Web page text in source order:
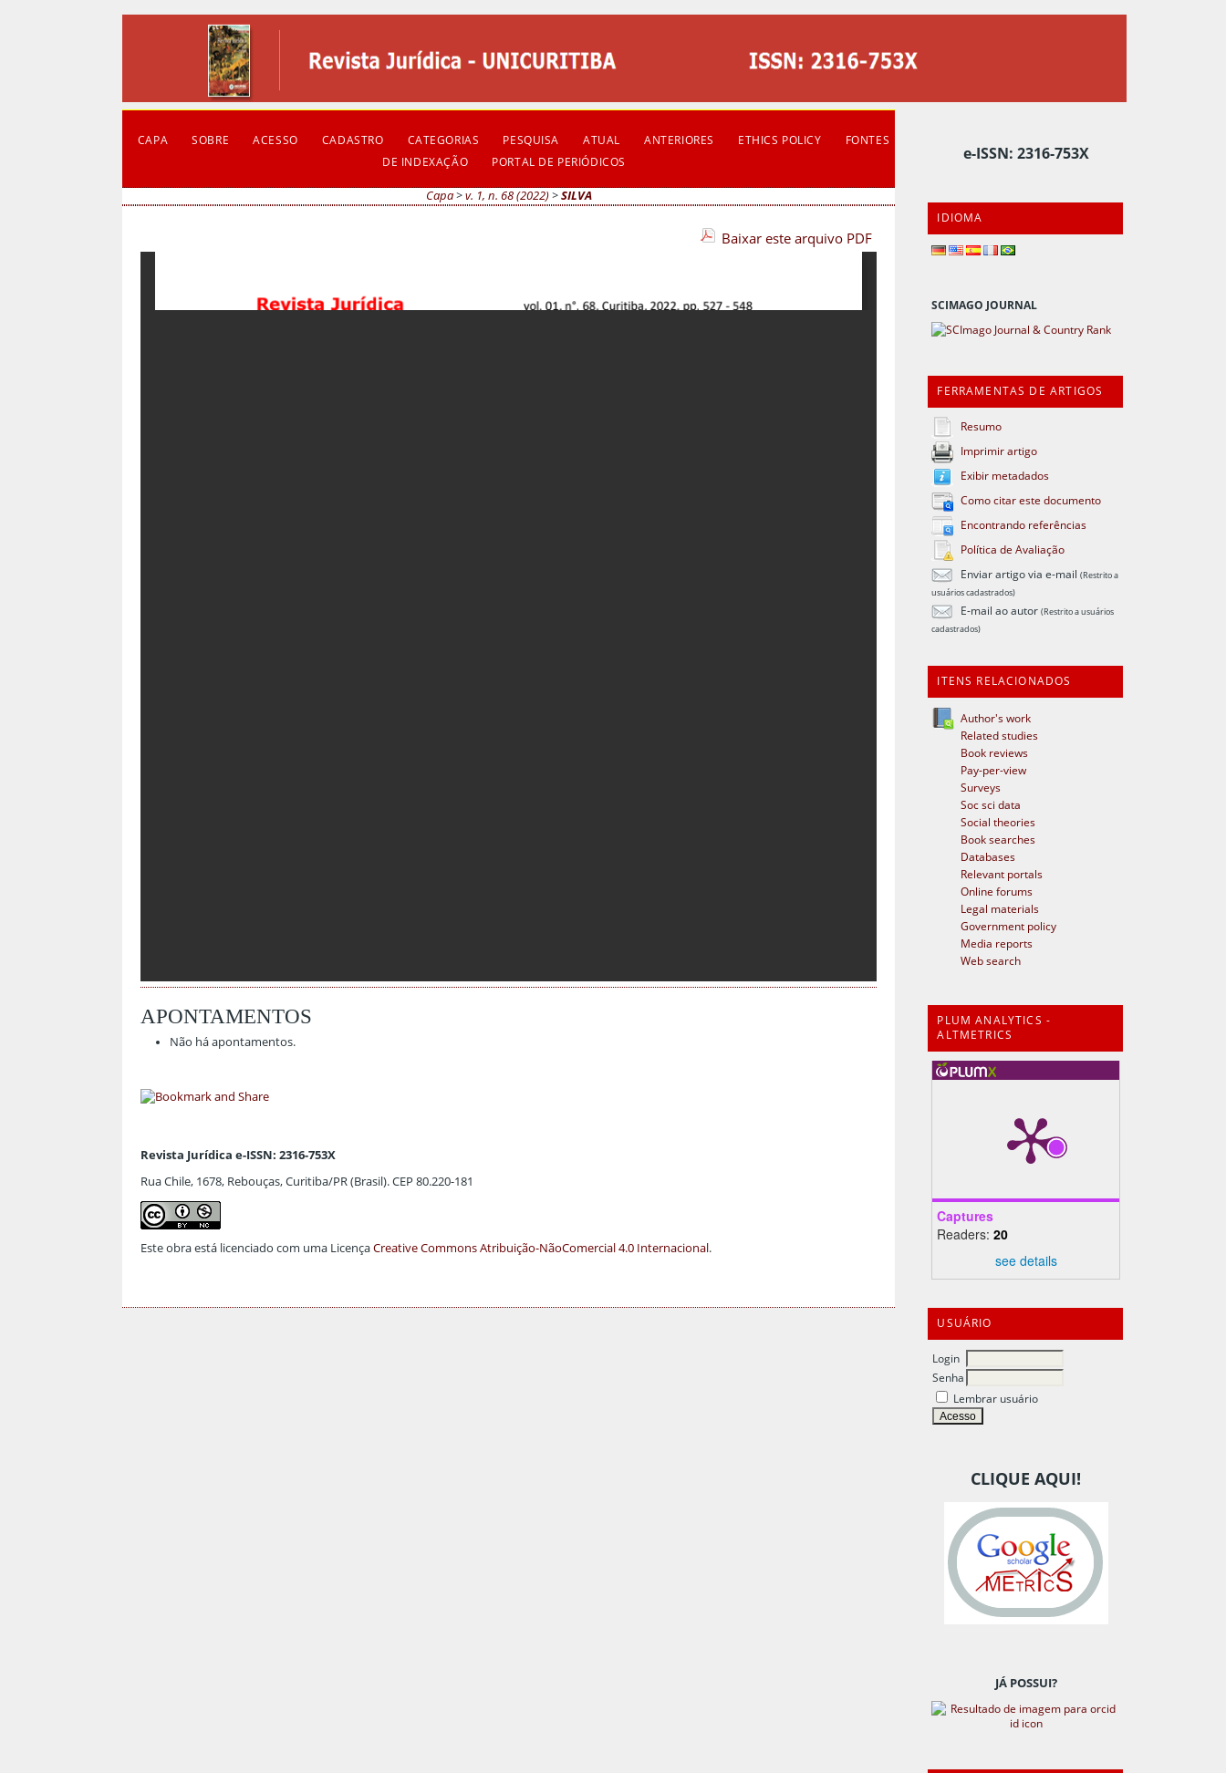
e-ISSN: 2316-753X
IDIOMA
SCIMAGO JOURNAL
FERRAMENTAS DE ARTIGOS
Resumo
Imprimir artigo
Exibir metadados
Como citar este documento
Encontrando referências
Política de Avaliação
Enviar artigo via e-mail(Restrito a
usuários cadastrados)
E-mail ao autor(Restrito a usuários
cadastrados)
ITENS RELACIONADOS
Author's work
Related studies
Book reviews
Pay-per-view
Surveys
Soc sci data
Social theories
Book searches
Databases
Relevant portals
Online forums
Legal materials
Government policy
Media reports
Web search
PLUM ANALYTICS -
ALTMETRICS
Captures
Readers:20
see details
USUÁRIO
Login
Senha
Lembrar usuário
CLIQUE AQUI!
JÁ POSSUI?
CAPA SOBRE ACESSO CADASTRO CATEGORIAS PESQUISA ATUAL ANTERIORES ETHICS POLICY
FONTES
DE INDEXAÇÃO
PORTAL DE PERIÓDICOS
Capa>v. 1, n. 68 (2022)>SILVA
Baixar este arquivo PDF
APONTAMENTOS
Não há apontamentos.
Revista Jurídica e-ISSN: 2316-753X
Rua Chile, 1678, Rebouças, Curitiba/PR (Brasil). CEP 80.220-181
Este obra está licenciado com uma LicençaCreative Commons Atribuição-NãoComercial 4.0 Internacional.